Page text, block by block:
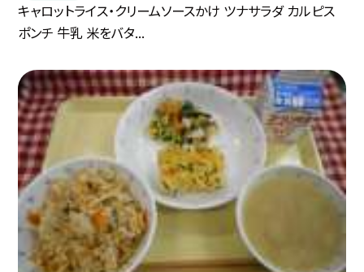
キャロットライス・クリームソースかけ ツナサラダ カルピス
ポンチ 牛乳 米をバタ...